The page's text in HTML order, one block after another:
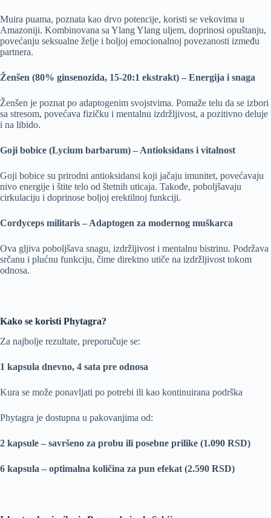
Muira puama, poznata kao drvo potencije, koristi se vekovima u
Amazoniji. Kombinovana sa Ylang Ylang uljem, doprinosi opuštanju,
povećanju seksualne želje i boljoj emocionalnoj povezanosti između
partnera.
Ženšen (80% ginsenozida, 15-20:1 ekstrakt) – Energija i snaga
Ženšen je poznat po adaptogenim svojstvima. Pomaže telu da se izbori
sa stresom, povećava fizičku i mentalnu izdržljivost, a pozitivno deluje
i na libido.
Goji bobice (Lycium barbarum) – Antioksidans i vitalnost
Goji bobice su prirodni antioksidansi koji jačaju imunitet, povećavaju
nivo energije i štite telo od štetnih uticaja. Takođe, poboljšavaju
cirkulaciju i doprinose boljoj erektilnoj funkciji.
Cordyceps militaris – Adaptogen za modernog muškarca
Ova gljiva poboljšava snagu, izdržljivost i mentalnu bistrinu. Podržava
srčanu i plućnu funkciju, čime direktno utiče na izdržljivost tokom
odnosa.
Kako se koristi Phytagra?
Za najbolje rezultate, preporučuje se:
1 kapsula dnevno, 4 sata pre odnosa
Kura se može ponavljati po potrebi ili kao kontinuirana podrška
Phytagra je dostupna u pakovanjima od:
2 kapsule – savršeno za probu ili posebne prilike (1.090 RSD)
6 kapsula – optimalna količina za pun efekat (2.590 RSD)